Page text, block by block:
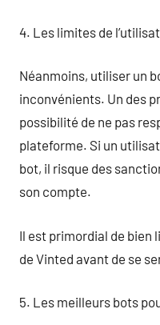
4. Les limites de
Néanmoins, utiliser un
inconvénients. Un des
possibilité de ne pas
plateforme. Si un
bot, il risque des
son compte.
Il est primordial de bien
de Vinted avant de se
5. Les meilleurs bots